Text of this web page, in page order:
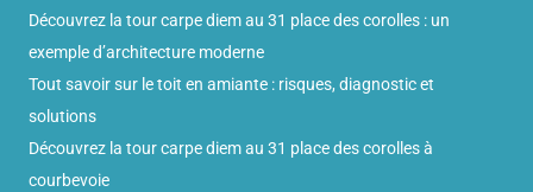
Découvrez la tour carpe diem au 31 place des corolles : un
exemple d’architecture moderne
Tout savoir sur le toit en amiante : risques, diagnostic et
solutions
Découvrez la tour carpe diem au 31 place des corolles à
courbevoie